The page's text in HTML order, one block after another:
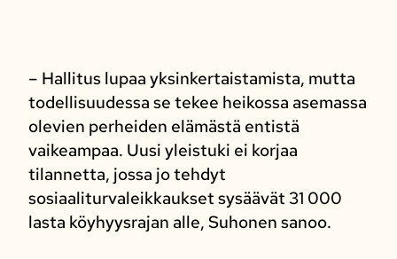
– Hallitus lupaa yksinkertaistamista, mutta
todellisuudessa se tekee heikossa asemassa
olevien perheiden elämästä entistä
vaikeampaa. Uusi yleistuki ei korjaa
tilannetta, jossa jo tehdyt
sosiaaliturvaleikkaukset sysäävät 31 000
lasta köyhyysrajan alle, Suhonen sanoo.